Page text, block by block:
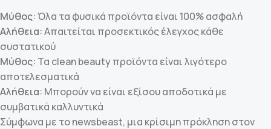
Μύθος: Όλα τα φυσικά προϊόντα είναι 100% ασφαλή
Αλήθεια: Απαιτείται προσεκτικός έλεγχος κάθε
συστατικού
Μύθος: Τα clean beauty προϊόντα είναι λιγότερο
αποτελεσματικά
Αλήθεια: Μπορούν να είναι εξίσου αποδοτικά με
συμβατικά καλλυντικά
Σύμφωνα με το newsbeast, μια κρίσιμη πρόκληση στον